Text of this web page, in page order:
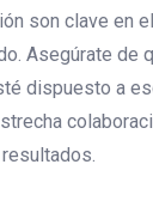
son clave en
Asegúrate de
dispuesto a